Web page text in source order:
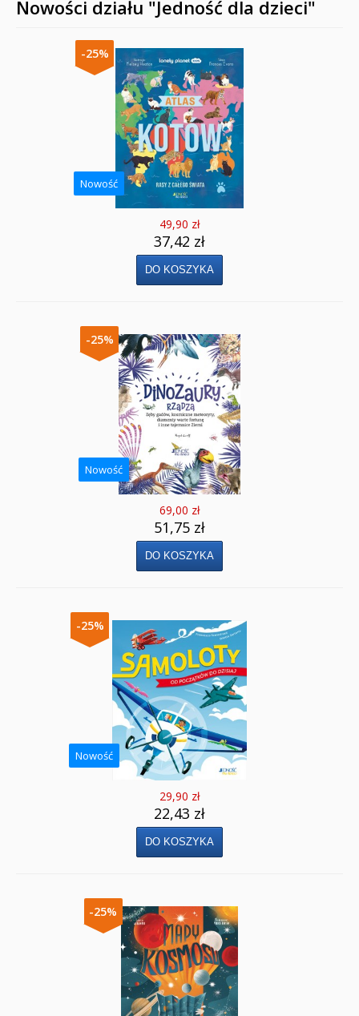
Nowości działu "Jedność dla dzieci"
-25%
Nowość
49,90 zł
37,42 zł
-25%
Nowość
69,00 zł
51,75 zł
-25%
Nowość
29,90 zł
22,43 zł
-25%